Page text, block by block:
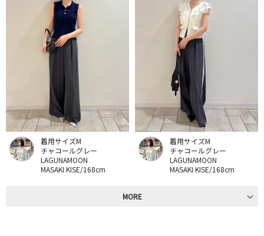
着用サイズM
チャコールグレー
LAGUNAMOON
MASAKI KISE/168cm
着用サイズM
チャコールグレー
LAGUNAMOON
MASAKI KISE/168cm
MORE